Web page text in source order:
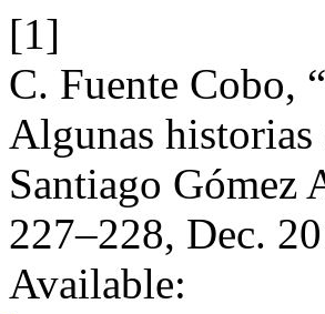
[1]
C. Fuente Cobo,
Algunas
Santiago Gómez
227–228, Dec.
Available: